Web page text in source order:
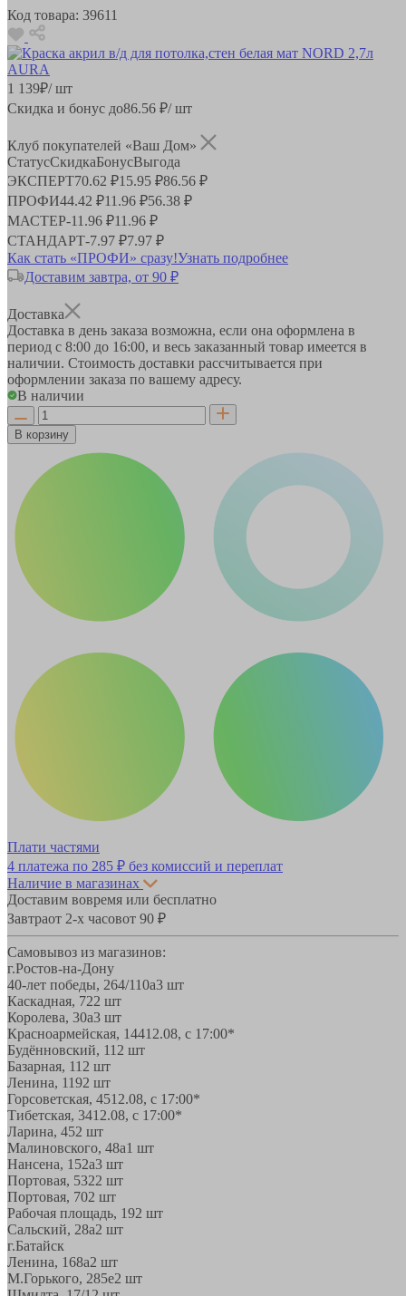
Код товара: 39611
1 139₽/ шт
Скидка и бонус до86.56 ₽/ шт
Клуб покупателей «Ваш Дом»
СтатусСкидкаБонусВыгода
ЭКСПЕРТ70.62 ₽15.95 ₽86.56 ₽
ПРОФИ44.42 ₽11.96 ₽56.38 ₽
МАСТЕР-11.96 ₽11.96 ₽
СТАНДАРТ-7.97 ₽7.97 ₽
Как стать «ПРОФИ» сразу!Узнать подробнее
Доставим завтра, от 90 ₽
Доставка
Доставка в день заказа возможна, если она оформлена в
период с 8:00 до 16:00, и весь заказанный товар имеется в
наличии. Стоимость доставки рассчитывается при
оформлении заказа по вашему адресу.
В наличии
В корзину
Плати частями
4 платежа по 285 ₽ без комиссий и переплат
Наличие в магазинах
Доставим вовремя или бесплатно
Завтраот 2-х часовот 90 ₽
Самовывоз из магазинов:
г.Ростов-на-Дону
40-лет победы, 264/110а3 шт
Каскадная, 722 шт
Королева, 30а3 шт
Красноармейская, 14412.08, с 17:00*
Будённовский, 11 2 шт
Базарная, 11 2 шт
Ленина, 1192 шт
Горсоветская, 4512.08, с 17:00*
Тибетская, 3412.08, с 17:00*
Ларина, 452 шт
Малиновского, 48а1 шт
Нансена, 152а3 шт
Портовая, 5322 шт
Портовая, 702 шт
Рабочая площадь, 192 шт
Сальский, 28a2 шт
г.Батайск
Ленина, 168а2 шт
М.Горького, 285е2 шт